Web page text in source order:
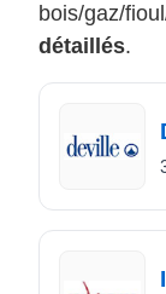
bois/gaz/
détaillés.